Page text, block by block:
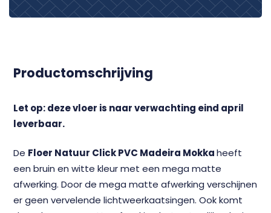
Productomschrijving
Let op: deze vloer is naar verwachting eind april
leverbaar.
De Floer Natuur Click PVC Madeira Mokkaheeft
een bruin en witte kleur met een mega matte
afwerking. Door de mega matte afwerking verschijnen
er geen vervelende lichtweerkaatsingen. Ook komt